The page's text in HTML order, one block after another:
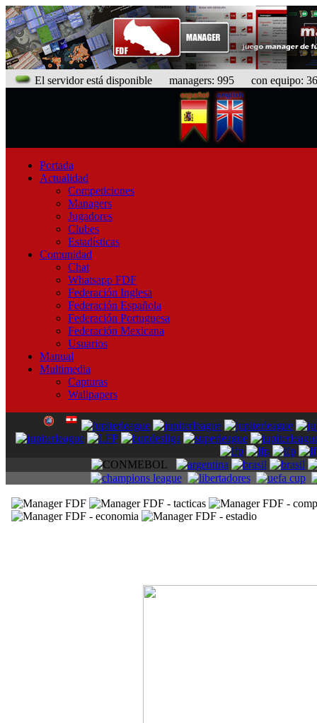
El servidor está disponible managers: 995 con equipo:
Portada
Actualidad
Competiciones
Managers
Jugadores
Clubes
Estadísticas
Comunidad
Chat
Whatsapp FDF
Federación Inglesa
Federación Española
Federación Portuguesa
Federación Mexicana
Usuarios
Manual
Multimedia
Capturas
Wallpapers